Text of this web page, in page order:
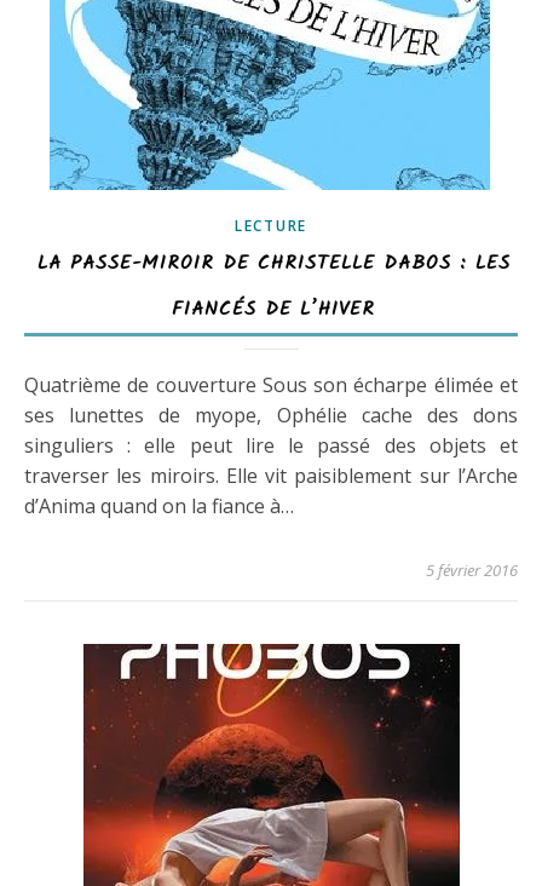
LECTURE
LA PASSE-MIROIR DE CHRISTELLE DABOS : LES
FIANCÉS DE L’HIVER
Quatrième de couverture Sous son écharpe élimée et
ses lunettes de myope, Ophélie cache des dons
singuliers : elle peut lire le passé des objets et
traverser les miroirs. Elle vit paisiblement sur l’Arche
d’Anima quand on la fiance à…
5 février 2016